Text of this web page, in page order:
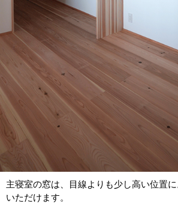
主寝室の窓は、目線よりも少し高い位置
いただけます。